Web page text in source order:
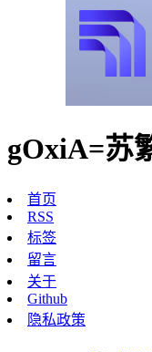
gOxiA=苏
首页
RSS
标签
留言
关于
Github
隐私政策